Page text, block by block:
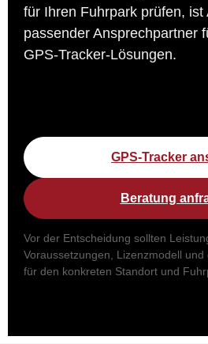
für Ihren Fuhrpark prüfen, ist
passender Ansprechpartner
GPS-Tracker-Lösungen.
GPS-Tracker
Beratung
Vor der Entscheidung sollten
Voraussetzungen, Lizenzmodell
für den konkreten Standort und